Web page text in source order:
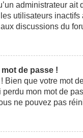
administrateur
utilisateurs
discussions du
de passe !
Bien que votre mot
perdu mon mot de
ne pouvez pas